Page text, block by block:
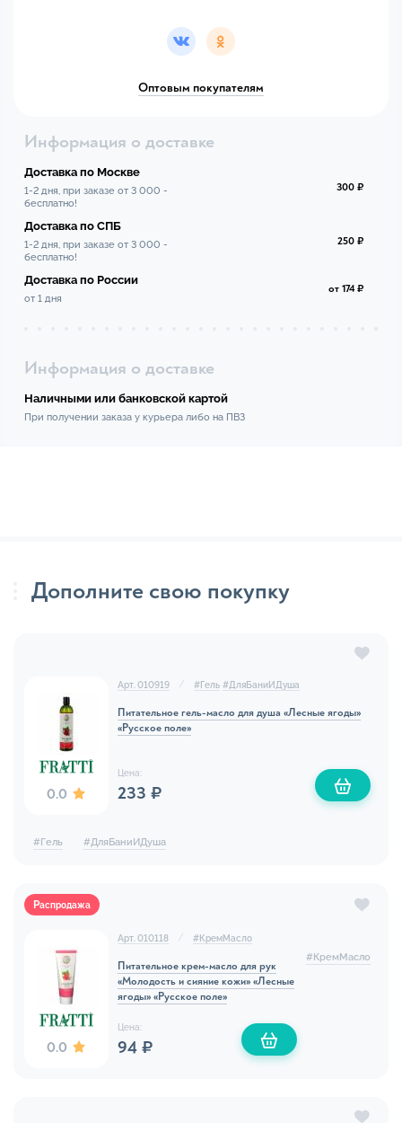
Оптовым покупателям
Информация о доставке
Доставка по Москве
1-2 дня, при заказе от 3 000 -
бесплатно!
300 ₽
Доставка по СПБ
1-2 дня, при заказе от 3 000 -
бесплатно!
250 ₽
Доставка по России
от 1 дня
от 174 ₽
Информация о доставке
Наличными или банковской картой
При получении заказа у курьера либо на ПВЗ
Дополните свою покупку
0.0
Арт. 010919 #Гель #ДляБаниИДуша
Питательное гель-масло для душа «Лесные ягоды»
«Русское поле»
Цена:
233 ₽
#Гель #ДляБаниИДуша
Распродажа
0.0
Арт. 010118 #КремМасло
Питательное крем-масло для рук
«Молодость и сияние кожи» «Лесные
ягоды» «Русское поле»
Цена:
94 ₽
#КремМасло